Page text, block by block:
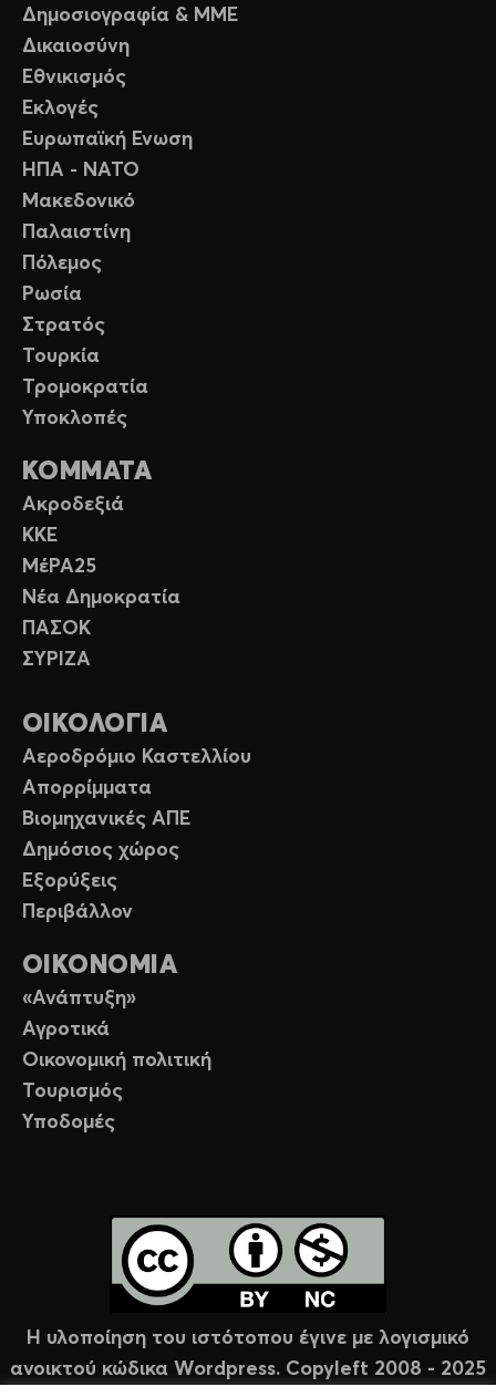
Δημοσιογραφία & ΜΜΕ
Δικαιοσύνη
Εθνικισμός
Εκλογές
Ευρωπαϊκή Ενωση
ΗΠΑ - ΝΑΤΟ
Μακεδονικό
Παλαιστίνη
Πόλεμος
Ρωσία
Στρατός
Τουρκία
Τρομοκρατία
Υποκλοπές
ΚΟΜΜΑΤΑ
Ακροδεξιά
ΚΚΕ
ΜέΡΑ25
Νέα Δημοκρατία
ΠΑΣΟΚ
ΣΥΡΙΖΑ
ΟΙΚΟΛΟΓΙΑ
Αεροδρόμιο Καστελλίου
Απορρίμματα
Βιομηχανικές ΑΠΕ
Δημόσιος χώρος
Εξορύξεις
Περιβάλλον
ΟΙΚΟΝΟΜΙΑ
«Ανάπτυξη»
Αγροτικά
Οικονομική πολιτική
Τουρισμός
Υποδομές
Η υλοποίηση του ιστότοπου έγινε με λογισμικό
ανοικτού κώδικα Wordpress. Copyleft 2008 - 2025